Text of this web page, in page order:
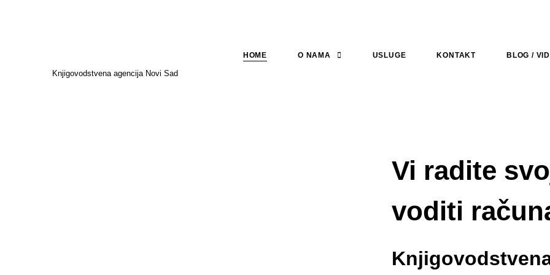
Knjigovodstvena agencija Novi Sad
HOME O NAMA USLUGE KONTAKT BLOG /
Vi radite
voditi